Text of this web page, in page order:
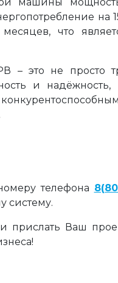
машины
на
что
– это не просто
и
телефона
систему.
прислать Ваш